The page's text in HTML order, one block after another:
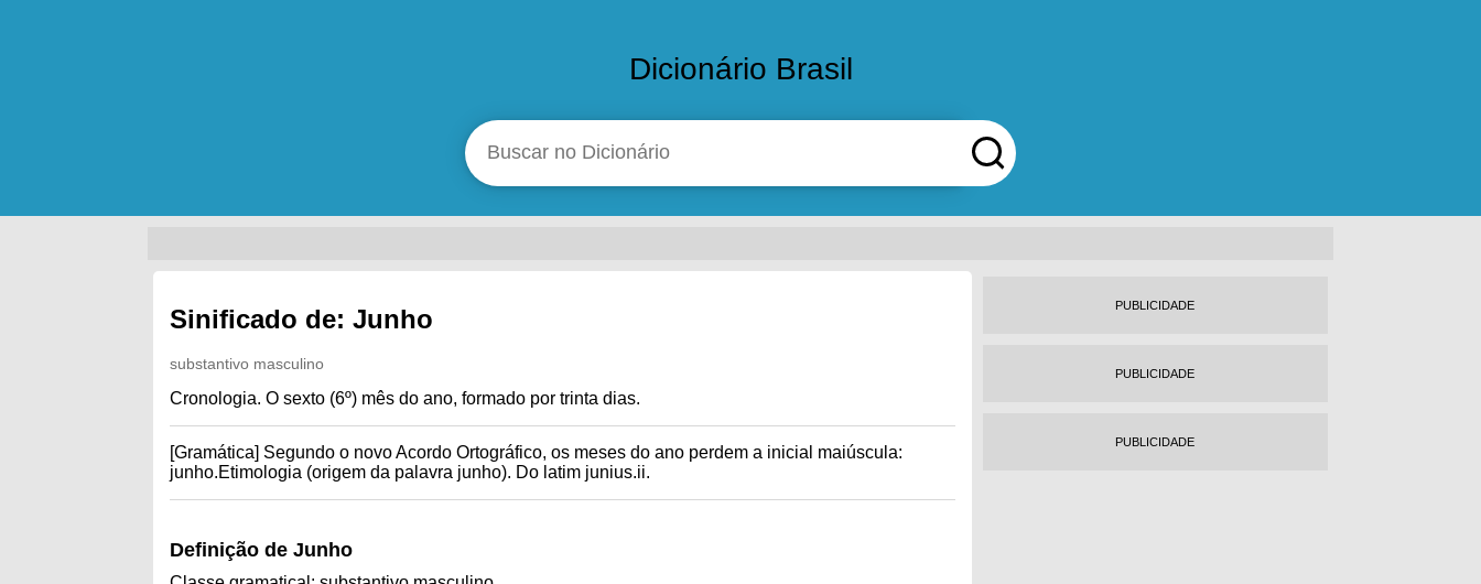
Dicionário Brasil
Sinificado de: Junho
substantivo masculino
Cronologia. O sexto (6º) mês do ano, formado por trinta dias.
[Gramática] Segundo o novo Acordo Ortográfico, os meses do ano perdem a inicial maiúscula:
junho.Etimologia (origem da palavra junho). Do latim junius.ii.
Definição de Junho
PUBLICIDADE
PUBLICIDADE
PUBLICIDADE